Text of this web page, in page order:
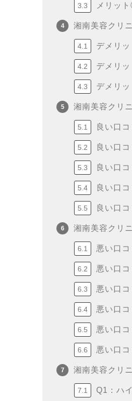
メリッ
湘南美容クリ
デメリ
デメリ
デメリ
湘南美容クリ
良い口
良い口
良い口
良い口
良い口
湘南美容クリ
悪い口
悪い口
悪い口
悪い口
悪い口
悪い口
湘南美容クリ
Q1：ハ